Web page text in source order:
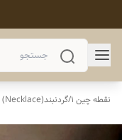
نقطه چین 1 /گردنبند(Necklace)